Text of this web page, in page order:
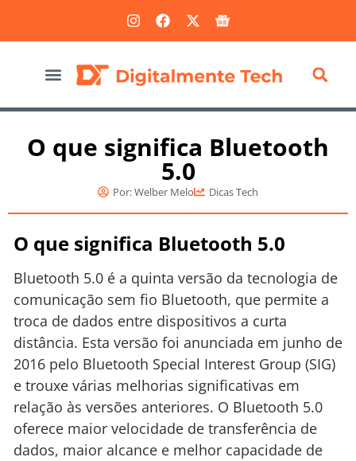
O que significa Bluetooth
5.0
Por:Welber Melo Dicas Tech
O que significa Bluetooth 5.0
Bluetooth 5.0 é a quinta versão da tecnologia de
comunicação sem fio Bluetooth, que permite a
troca de dados entre dispositivos a curta
distância. Esta versão foi anunciada em junho de
2016 pelo Bluetooth Special Interest Group (SIG)
e trouxe várias melhorias significativas em
relação às versões anteriores. O Bluetooth 5.0
oferece maior velocidade de transferência de
dados, maior alcance e melhor capacidade de